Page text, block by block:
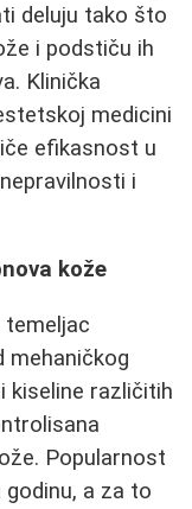
deluju tako što
i podstiču ih
Klinička
medicini
efikasnost u
i
kože
temeljac
mehaničkog
kiseline različitih
Popularnost
a za to